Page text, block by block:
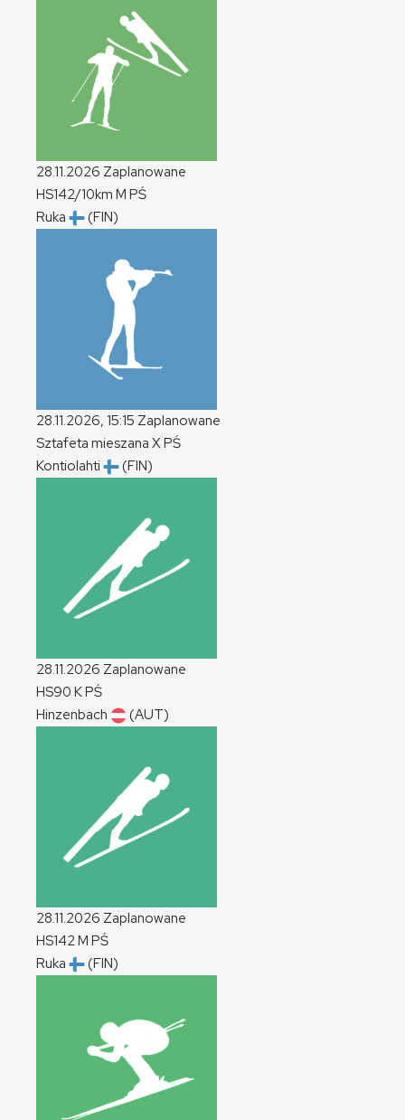
28.11.2026 Zaplanowane
HS142/10km M PŚ
Ruka
(FIN)
28.11.2026, 15:15 Zaplanowane
Sztafeta mieszana XPŚ
Kontiolahti
(FIN)
28.11.2026 Zaplanowane
HS90 KPŚ
Hinzenbach
(AUT)
28.11.2026 Zaplanowane
HS142M PŚ
Ruka
(FIN)